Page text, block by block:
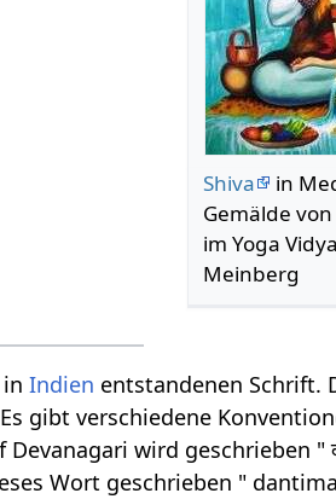
Shiva
in
Gemälde
im Yoga
Meinberg
inIndien entstandenen Schrift.
gibt verschiedene
wird geschrieben "
Wort geschrieben "